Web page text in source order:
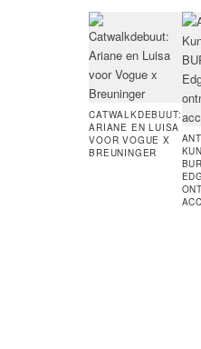
CATWALKDEBUUT:
ARIANE EN LUISA
VOOR VOGUE X
BREUNINGER